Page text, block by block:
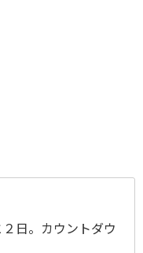
日。カウントダウ